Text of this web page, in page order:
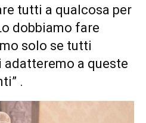
tutti a qualcosa per
dobbiamo fare
solo se tutti
a queste
.